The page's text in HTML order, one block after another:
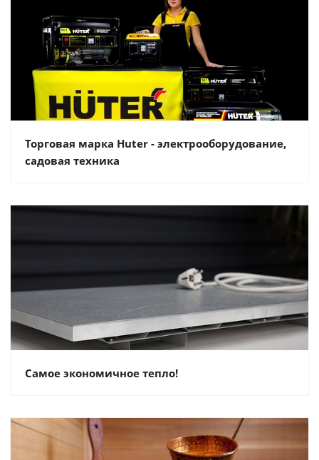
Торговая марка Huter - электрооборудование,
садовая техника
Самое экономичное тепло!